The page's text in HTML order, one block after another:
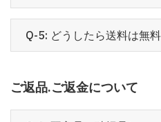
Q-5: どうしたら送料は無
ご返品.ご返金について